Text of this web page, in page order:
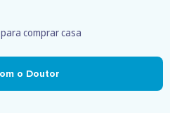
comprar casa
o Doutor